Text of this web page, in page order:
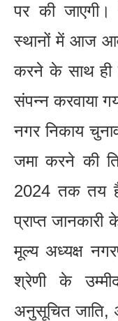
पर की
स्थानों में आज
करने के साथ ही
संपन्न करवाया
नगर निकाय
जमा करने की
2024 तक तय
प्राप्त जानकारी
मूल्य अध्यक्ष
श्रेणी के
अनुसूचित जाति,